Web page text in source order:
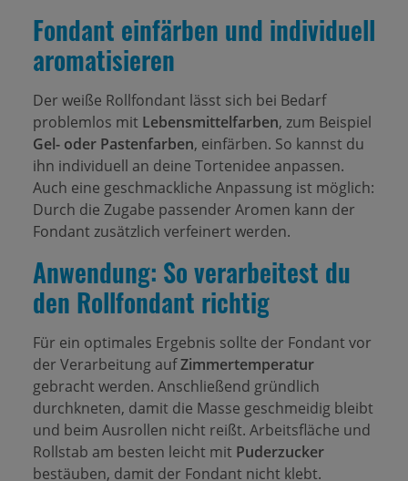
Fondant einfärben und individuell
aromatisieren
Der weiße Rollfondant lässt sich bei Bedarf
problemlos mit Lebensmittelfarben, zum Beispiel
Gel- oder Pastenfarben, einfärben. So kannst du
ihn individuell an deine Tortenidee anpassen.
Auch eine geschmackliche Anpassung ist möglich:
Durch die Zugabe passender Aromen kann der
Fondant zusätzlich verfeinert werden.
Anwendung: So verarbeitest du
den Rollfondant richtig
Für ein optimales Ergebnis sollte der Fondant vor
der Verarbeitung aufZimmertemperatur
gebracht werden. Anschließend gründlich
durchkneten, damit die Masse geschmeidig bleibt
und beim Ausrollen nicht reißt. Arbeitsfläche und
Rollstab am besten leicht mit Puderzucker
bestäuben, damit der Fondant nicht klebt.